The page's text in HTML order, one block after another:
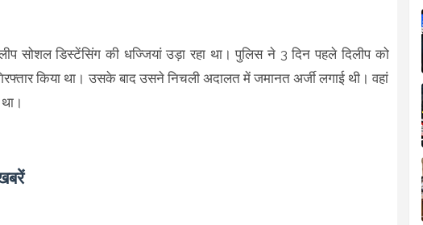
सोशल डिस्टेंसिंग की धज्जियां उड़ा रहा था। पुलिस ने 3 दिन पहले दिलीप को
किया था। उसके बाद उसने निचली अदालत में जमानत अर्जी लगाई थी। वहां